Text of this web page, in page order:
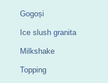
Gogoși
Ice slush granita
Milkshake
Topping